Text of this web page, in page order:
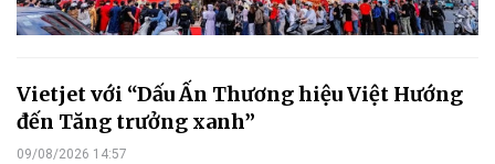
Vietjet với “Dấu Ấn Thương hiệu Việt Hướng
đến Tăng trưởng xanh”
09/08/2026 14:57